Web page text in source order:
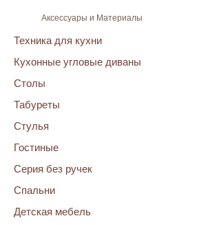
Аксессуары и Материалы
Техника для кухни
Кухонные угловые диваны
Столы
Табуреты
Стулья
Гостиные
Серия без ручек
Спальни
Детская мебель